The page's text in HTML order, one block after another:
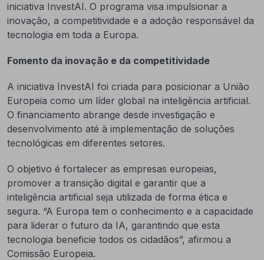
iniciativa InvestAI. O programa visa impulsionar a
inovação, a competitividade e a adoção responsável da
tecnologia em toda a Europa.
Fomento da inovação e da competitividade
A iniciativa InvestAI foi criada para posicionar a União
Europeia como um líder global na inteligência artificial.
O financiamento abrange desde investigação e
desenvolvimento até à implementação de soluções
tecnológicas em diferentes setores.
O objetivo é fortalecer as empresas europeias,
promover a transição digital e garantir que a
inteligência artificial seja utilizada de forma ética e
segura. “A Europa tem o conhecimento e a capacidade
para liderar o futuro da IA, garantindo que esta
tecnologia beneficie todos os cidadãos”, afirmou a
Comissão Europeia.